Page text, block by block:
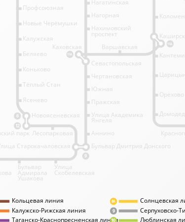
Кольцевая линия
Калужско-Рижская линия
Таганско-Краснопресненская линия
Солнцевская
Серпуховско-
Люблинская
9
10
8А
11А
11А
9
6
12
Профсоюзная
Новые Черёмушки
Калужская
Беляево
Коньково
Тёплый Стан
Ясенево
Новоясеневская
Нагатинская
Нагорная
Нахимовский
проспект
Севастопольская
Чертановская
Южная
Пражская
Улица Академика
Янгеля
Орехово
Аннино
Бульвар Дмитрия Донского
Варшавская
парк Лесопарковая
Старокачаловская
Улица
Скобелевская
Бульвар
Адмирала
Ушакова
Каховская